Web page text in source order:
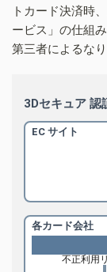
トカード決済時
ービス」の仕組
第三者によるな
3Dセキュア 認
EC サイト
各カード会社
不正利用